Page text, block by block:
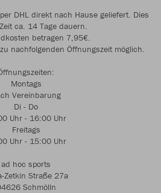
DHL direkt nach Hause geliefert. Dies
ca. 14 Tage dauern.
betragen 7,95€.
nachfolgenden Öffnungszeit möglich.
Montags
Vereinbarung
Di - Do
Uhr - 16:00 Uhr
Freitags
Uhr - 15:00 Uhr
ad hoc sports
Zetkin Straße 27a
Schmölln